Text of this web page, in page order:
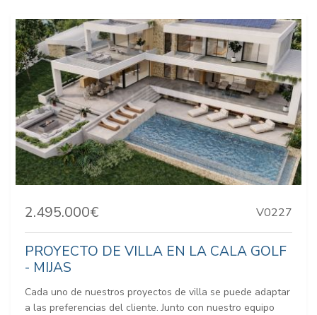
2.495.000€ V0227
PROYECTO DE VILLA EN LA CALA GOLF
- MIJAS
Cada uno de nuestros proyectos de villa se puede adaptar
a las preferencias del cliente. Junto con nuestro equipo